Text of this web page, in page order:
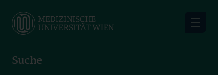
main
Suche